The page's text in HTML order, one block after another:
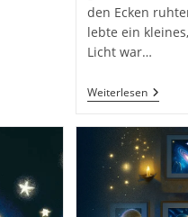
den Ecken
lebte ein
Licht war…
WeiterlesenDas
Die
26
Gute
Nacht